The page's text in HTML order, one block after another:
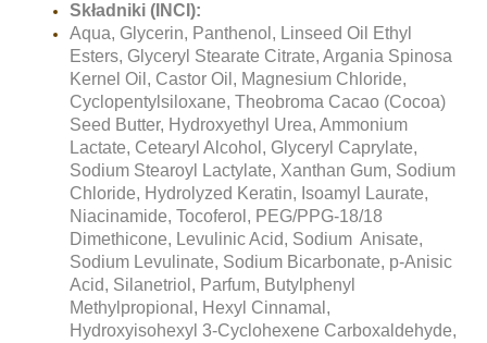
Składniki (INCI):
Aqua, Glycerin, Panthenol, Linseed Oil Ethyl
Esters, Glyceryl Stearate Citrate, Argania Spinosa
Kernel Oil, Castor Oil, Magnesium Chloride,
Cyclopentylsiloxane, Theobroma Cacao (Cocoa)
Seed Butter, Hydroxyethyl Urea, Ammonium
Lactate, Cetearyl Alcohol, Glyceryl Caprylate,
Sodium Stearoyl Lactylate, Xanthan Gum, Sodium
Chloride, Hydrolyzed Keratin, Isoamyl Laurate,
Niacinamide, Tocoferol, PEG/PPG-18/18
Dimethicone, Levulinic Acid, Sodium Anisate,
Sodium Levulinate, Sodium Bicarbonate, p-Anisic
Acid, Silanetriol, Parfum, Butylphenyl
Methylpropional, Hexyl Cinnamal,
Hydroxyisohexyl 3-Cyclohexene Carboxaldehyde,